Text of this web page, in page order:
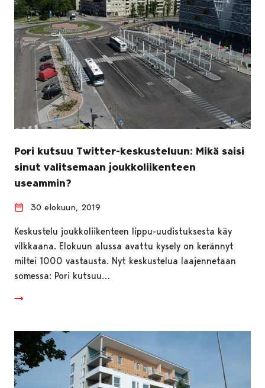
Pori kutsuu Twitter-keskusteluun: Mikä saisi
sinut valitsemaan joukkoliikenteen
useammin?
30 elokuun, 2019
Keskustelu joukkoliikenteen lippu-uudistuksesta käy
vilkkaana. Elokuun alussa avattu kysely on kerännyt
miltei 1000 vastausta. Nyt keskustelua laajennetaan
somessa: Pori kutsuu…